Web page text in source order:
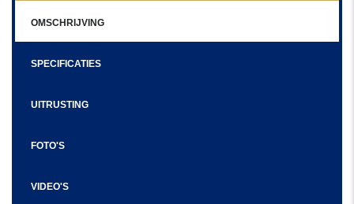
OMSCHRIJVING
SPECIFICATIES
UITRUSTING
FOTO'S
VIDEO'S